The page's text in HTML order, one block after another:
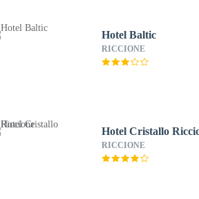
Hotel Baltic
RICCIONE
Hotel Cristallo
RICCIONE